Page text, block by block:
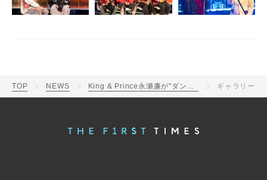
TOP NEWS King & Prince永瀬廉が"ダントツで怖かった先輩"を即答！髙橋海人は日記をジュニアへ勧める ギャラリー